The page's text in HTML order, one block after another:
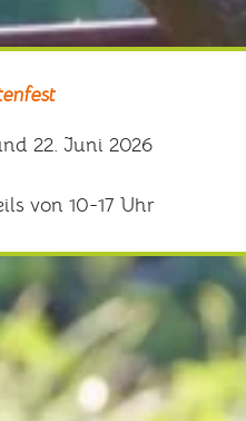
22. Juni 2026
von 10-17 Uhr